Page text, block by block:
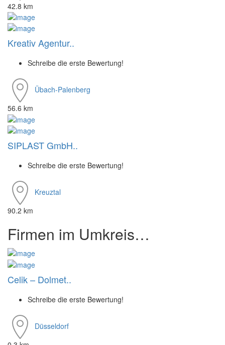
42.8 km
Kreativ Agentur..
Schreibe die erste Bewertung!
Übach-Palenberg
56.6 km
SIPLAST GmbH..
Schreibe die erste Bewertung!
Kreuztal
90.2 km
Firmen im Umkreis…
Celik – Dolmet..
Schreibe die erste Bewertung!
Düsseldorf